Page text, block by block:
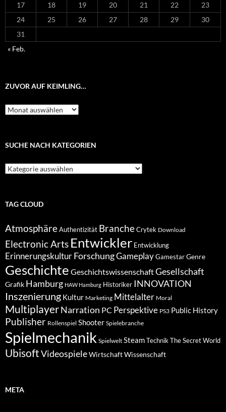
17
18 19 20 21 22
23
24
25 26 27 28 29
30
31
« Feb.
ZUVOR AUF KEIMLING…
Zuvor
auf
SUCHE NACH KATEGORIEN
Suche
nach
TAG CLOUD
Atmosphäre Authentizität Branche Crytek Download
Electronic Arts Entwickler Entwicklung
Erinnerungskultur ForschungGameplay Gamestar Genre
Geschichte GeschichtswissenschaftGesellschaft
Grafik Hamburg HAW Hamburg Historiker INNOVATION
Inszenierung Kultur Marketing Mittelalter Moral
MultiplayerNarration PC Perspektive PS3 Public History
Publisher Rollenspiel Shooter Spielebranche
Spielmechanik Spielwelt Steam Technik The Secret World
UbisoftVideospieleWirtschaftWissenschaft
META